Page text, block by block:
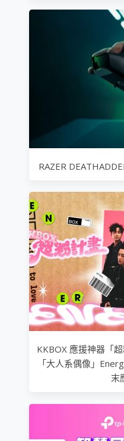
RAZER
KKBOX 應援神器「
「大人系偶像」
末